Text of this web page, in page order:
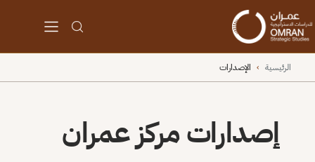
الرئيسية › الإصدارات
إصدارات مركز عمران